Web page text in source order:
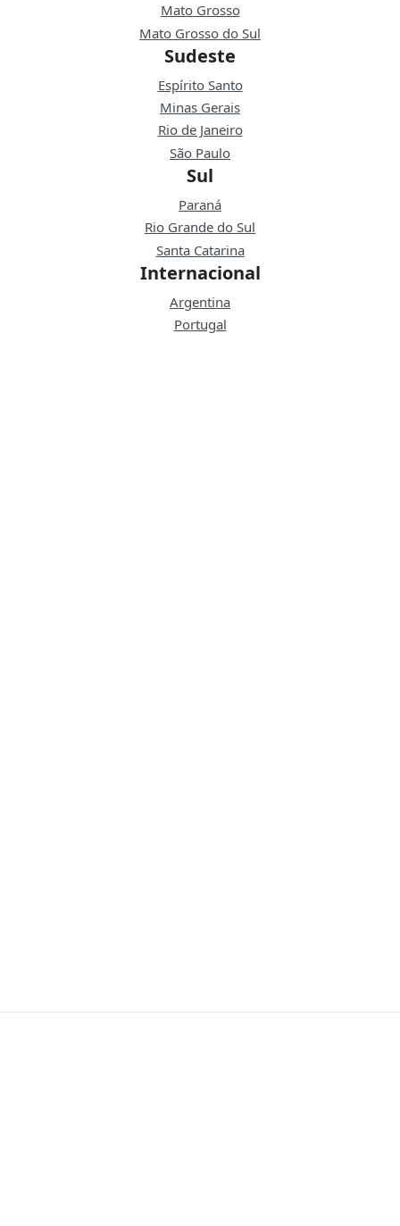
Mato Grosso
Mato Grosso do Sul
Sudeste
Espírito Santo
Minas Gerais
Rio de Janeiro
São Paulo
Sul
Paraná
Rio Grande do Sul
Santa Catarina
Internacional
Argentina
Portugal